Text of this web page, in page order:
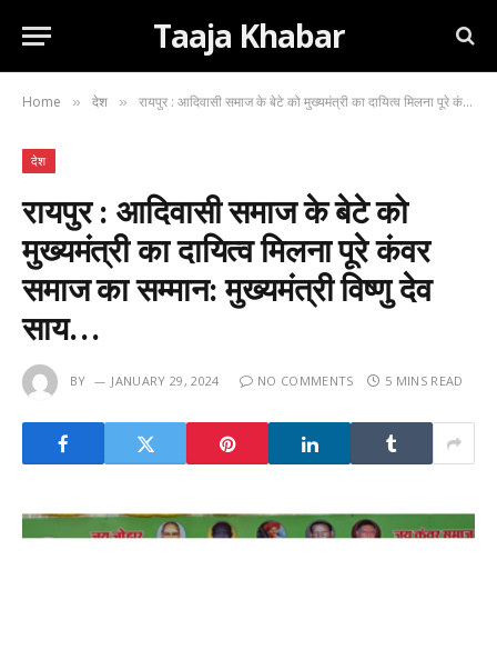
Taaja Khabar
Home » देश » रायपुर : आदिवासी समाज के बेटे को मुख्यमंत्री का दायित्व मिलना पूरे कंवर समाज का सम्मान: मुख्यमंत्री विष्णु देव साय…
देश
रायपुर : आदिवासी समाज के बेटे को
मुख्यमंत्री का दायित्व मिलना पूरे कंवर
समाज का सम्मान: मुख्यमंत्री विष्णु देव
साय…
BY JANUARY 29, 2024 NO COMMENTS 5 MINS READ